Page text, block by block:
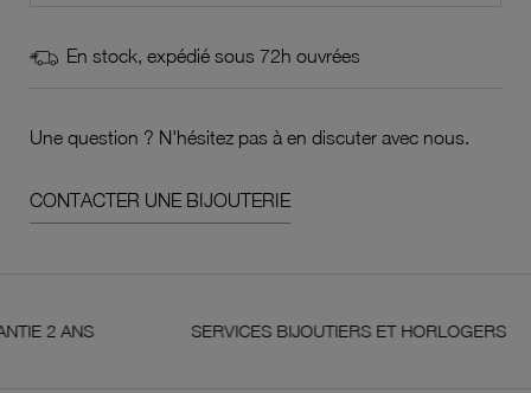
En stock, expédié sous 72h ouvrées
Une question ? N'hésitez pas à en discuter avec nous.
CONTACTER UNE BIJOUTERIE
SERVICES BIJOUTIERS ET HORLOGERS